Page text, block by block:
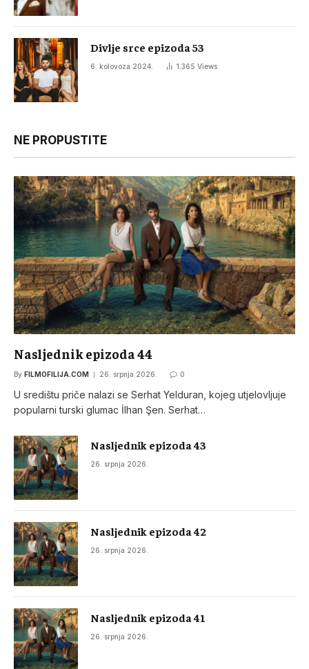
Divlje srce epizoda 53
6. kolovoza 2024. 1.365 Views
NE PROPUSTITE
Nasljednik epizoda 44
By FILMOFILIJA.COM 26. srpnja 2026. 0
U središtu priče nalazi se Serhat Yelduran, kojeg utjelovljuje
popularni turski glumac İlhan Şen. Serhat…
Nasljednik epizoda 43
26. srpnja 2026.
Nasljednik epizoda 42
26. srpnja 2026.
Nasljednik epizoda 41
26. srpnja 2026.